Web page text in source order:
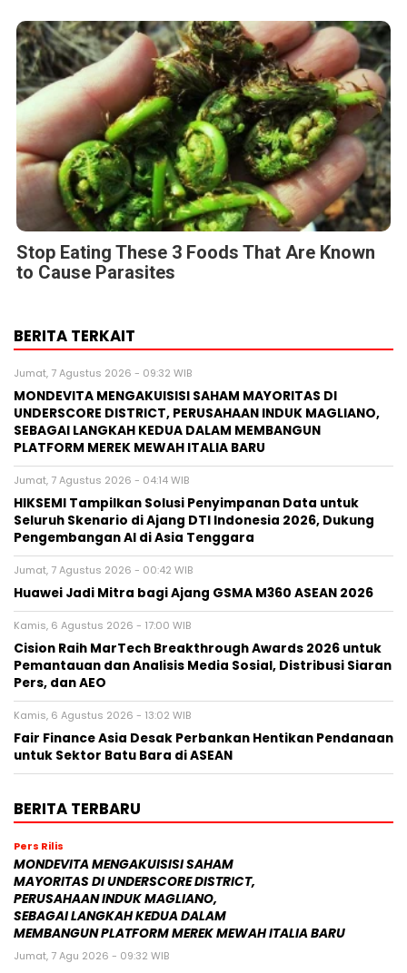
Stop Eating These 3 Foods That Are Known
to Cause Parasites
BERITA TERKAIT
Jumat, 7 Agustus 2026 - 09:32 WIB
MONDEVITA MENGAKUISISI SAHAM MAYORITAS DI
UNDERSCORE DISTRICT, PERUSAHAAN INDUK MAGLIANO,
SEBAGAI LANGKAH KEDUA DALAM MEMBANGUN
PLATFORM MEREK MEWAH ITALIA BARU
Jumat, 7 Agustus 2026 - 04:14 WIB
HIKSEMI Tampilkan Solusi Penyimpanan Data untuk
Seluruh Skenario di Ajang DTI Indonesia 2026, Dukung
Pengembangan AI di Asia Tenggara
Jumat, 7 Agustus 2026 - 00:42 WIB
Huawei Jadi Mitra bagi Ajang GSMA M360 ASEAN 2026
Kamis, 6 Agustus 2026 - 17:00 WIB
Cision Raih MarTech Breakthrough Awards 2026 untuk
Pemantauan dan Analisis Media Sosial, Distribusi Siaran
Pers, dan AEO
Kamis, 6 Agustus 2026 - 13:02 WIB
Fair Finance Asia Desak Perbankan Hentikan Pendanaan
untuk Sektor Batu Bara di ASEAN
BERITA TERBARU
Pers Rilis
MONDEVITA MENGAKUISISI SAHAM
MAYORITAS DI UNDERSCORE DISTRICT,
PERUSAHAAN INDUK MAGLIANO,
SEBAGAI LANGKAH KEDUA DALAM
MEMBANGUN PLATFORM MEREK MEWAH ITALIA BARU
Jumat, 7 Agu 2026 - 09:32 WIB